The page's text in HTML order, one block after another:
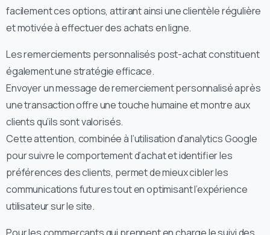
facilement ces options, attirant ainsi une clientèle régulière
et motivée à effectuer des achats en ligne.
Les remerciements personnalisés post-achat constituent
également une stratégie efficace.
Envoyer un message de remerciement personnalisé après
une transaction offre une touche humaine et montre aux
clients qu’ils sont valorisés.
Cette attention, combinée à l’utilisation d’analytics Google
pour suivre le comportement d’achat et identifier les
préférences des clients, permet de mieux cibler les
communications futures tout en optimisant l’expérience
utilisateur sur le site.